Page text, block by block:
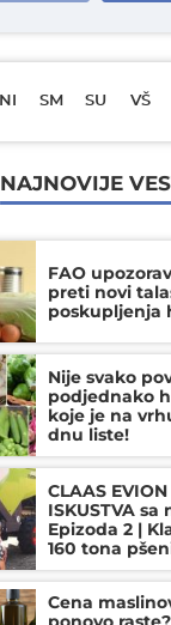
NI SM SU VŠ
NAJNOVIJE
FAO
preti novi
poskupljenja
Nije svako
podjednako
koje je na
dnu liste!
CLAAS
ISKUSTVA sa
Epizoda 2 |
160 tona
Cena